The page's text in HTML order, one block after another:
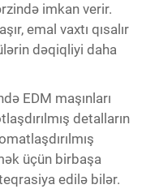
imkan verir.
emal vaxtı qısalır
dəqiqliyi daha
EDM maşınları
detalların
üçün birbaşa
edilə bilər.